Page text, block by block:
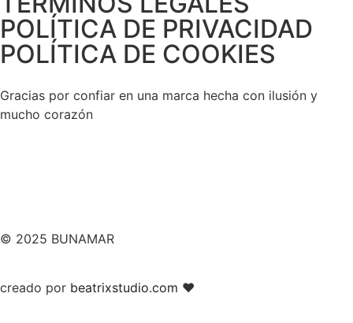
POLÍTICA DE PRIVACIDAD
POLÍTICA DE COOKIES
Gracias por confiar en una marca hecha con ilusión y
mucho corazón
© 2025 BUNAMAR
creado por beatrixstudio.com ❤